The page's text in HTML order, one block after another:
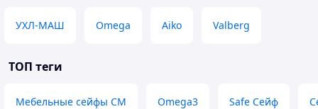
УХЛ-МАШ Omega Aiko Valberg
ТОП теги
Мебельные сейфы СМ Omega3 Safe Сейф